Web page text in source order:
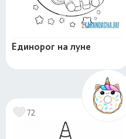
Единорог на луне
72